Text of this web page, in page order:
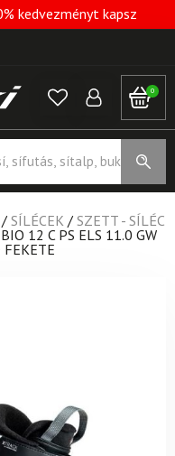
kedvezményt kapsz
0
/ SÍLÉCEK / SZETT - SÍLÉC
12 C PS ELS 11.0 GW